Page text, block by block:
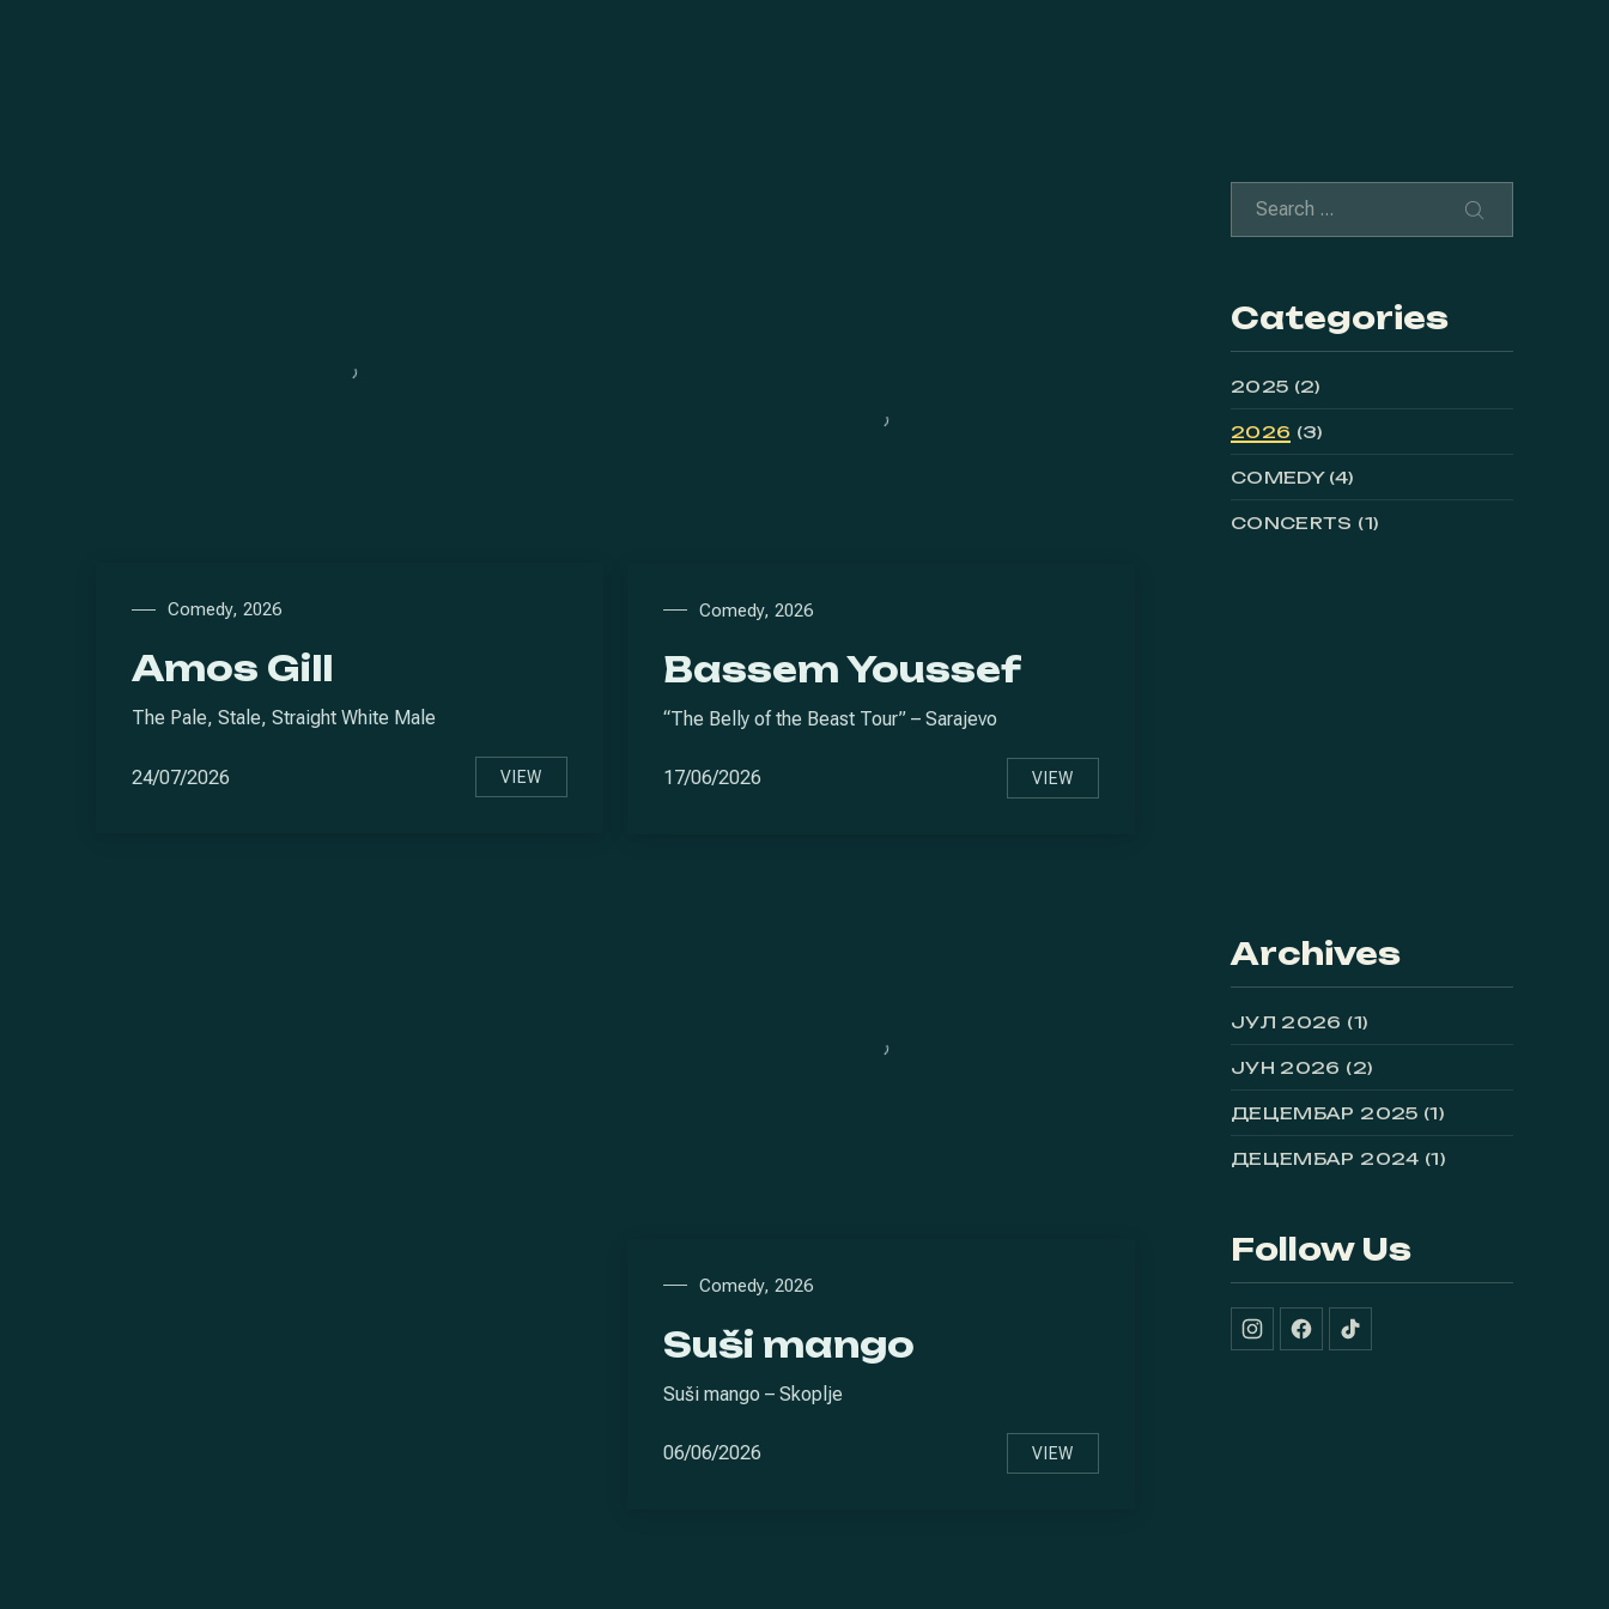
Comedy, 2026
Amos Gill
The Pale, Stale, Straight White Male
24/07/2026 VIEW
AMOS GILL
Comedy, 2026
Bassem Youssef
“The Belly of the Beast Tour” – Sarajevo
17/06/2026 VIEW
BASSEM YOUSSEF
Comedy, 2026
Suši mango
Suši mango – Skoplje
06/06/2026 VIEW
SUŠI MANGO
Search
SEARCH
Categories
2025 (2)
2026 (3)
COMEDY(4)
CONCERTS (1)
Archives
ЈУЛ 2026 (1)
ЈУН 2026 (2)
ДЕЦЕМБАР 2025 (1)
ДЕЦЕМБАР 2024 (1)
Follow Us
New Window
New WindowNew Window